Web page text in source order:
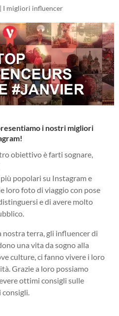
| I migliori influencer
i nostri migliori
obiettivo è farti sognare,
popolari su Instagram e
loro foto di viaggio con pose
e di avere molto
terra, gli influencer di
una vita da sogno alla
culture, ci fanno vivere i loro
Grazie a loro possiamo
ottimi consigli sulle